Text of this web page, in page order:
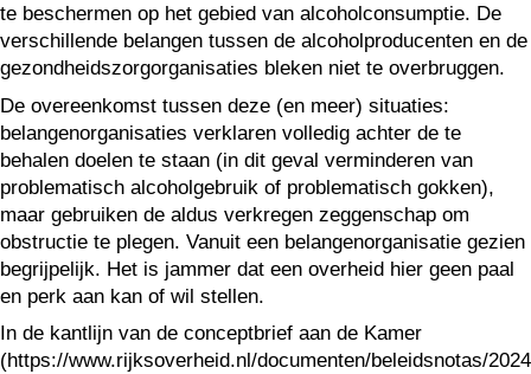
te beschermen op het gebied van alcoholconsumptie. De
verschillende belangen tussen de alcoholproducenten en de
gezondheidszorgorganisaties bleken niet te overbruggen.
De overeenkomst tussen deze (en meer) situaties:
belangenorganisaties verklaren volledig achter de te
behalen doelen te staan (in dit geval verminderen van
problematisch alcoholgebruik of problematisch gokken),
maar gebruiken de aldus verkregen zeggenschap om
obstructie te plegen. Vanuit een belangenorganisatie gezien
begrijpelijk. Het is jammer dat een overheid hier geen paal
en perk aan kan of wil stellen.
In de kantlijn van de conceptbrief aan de Kamer
(https://www.rijksoverheid.nl/documenten/beleidsnotas/